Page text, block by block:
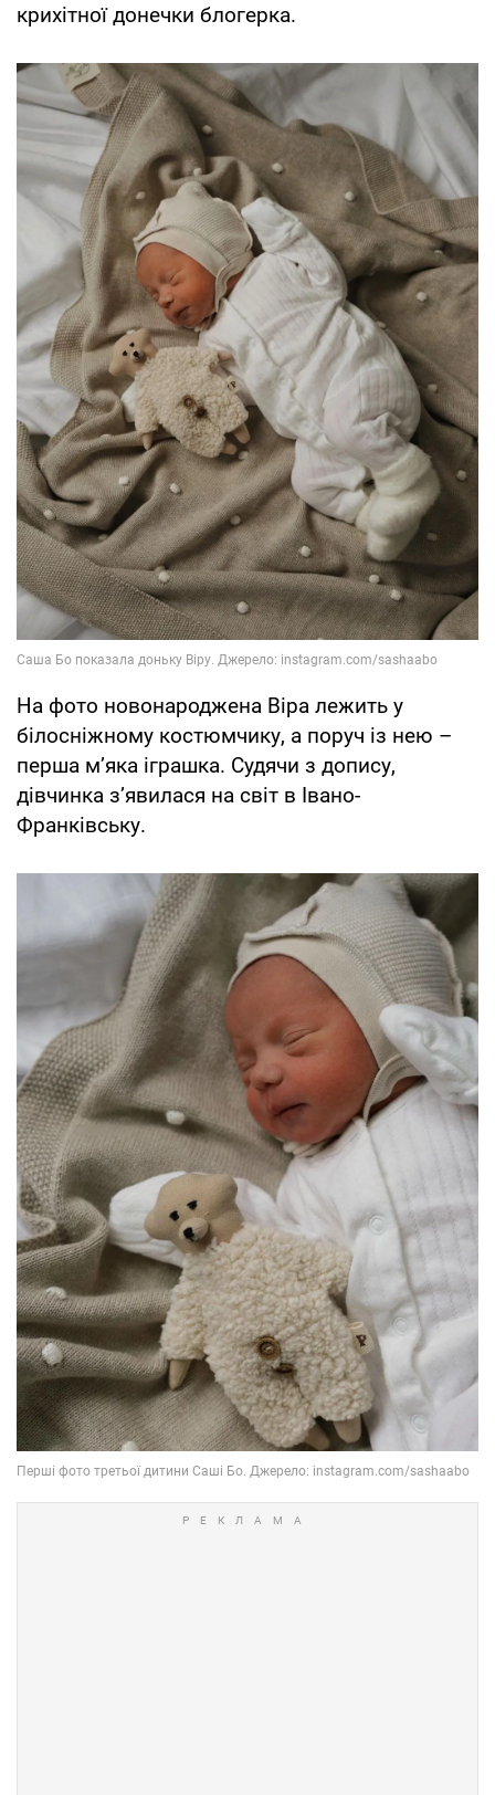
крихітної донечки блогерка.
На фото новонароджена Віра лежить у
білосніжному костюмчику, а поруч із нею –
перша мʼяка іграшка. Судячи з допису,
дівчинка зʼявилася на світ в Івано-
Франківську.